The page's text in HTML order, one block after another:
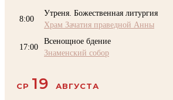
8:00
Утреня. Божественная литургия
Храм Зачатия праведной Анны
17:00
Всенощное бдение
Знаменский собор
СР 19 АВГУСТА